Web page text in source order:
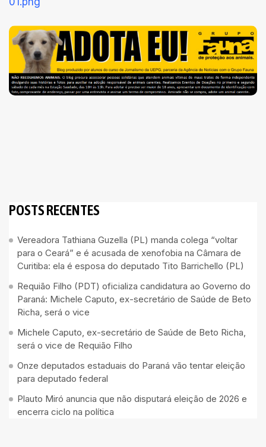
POSTS RECENTES
Vereadora Tathiana Guzella (PL) manda colega “voltar
para o Ceará” e é acusada de xenofobia na Câmara de
Curitiba: ela é esposa do deputado Tito Barrichello (PL)
Requião Filho (PDT) oficializa candidatura ao Governo do
Paraná: Michele Caputo, ex-secretário de Saúde de Beto
Richa, será o vice
Michele Caputo, ex-secretário de Saúde de Beto Richa,
será o vice de Requião Filho
Onze deputados estaduais do Paraná vão tentar eleição
para deputado federal
Plauto Miró anuncia que não disputará eleição de 2026 e
encerra ciclo na política